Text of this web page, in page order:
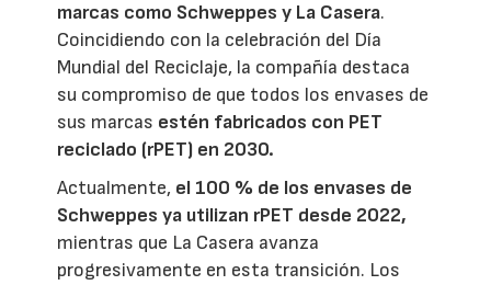
marcas como Schweppesy La Casera.
Coincidiendo con la celebración del Día
Mundial del Reciclaje, la compañía destaca
su compromiso de que todos los envases de
sus marcas estén fabricados con PET
reciclado (rPET) en 2030.
Actualmente, el 100 % de los envases de
Schweppes ya utilizan rPET desde 2022,
mientras que La Casera avanza
progresivamente en esta transición. Los